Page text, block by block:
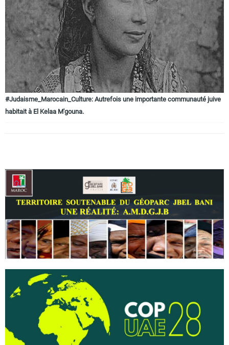
Circuits touristiques
Tourisme
Régions
Contact
#Judaisme_Marocain_Culture: Autrefois une importante communauté juive
habitait à El Kelaa M'gouna.